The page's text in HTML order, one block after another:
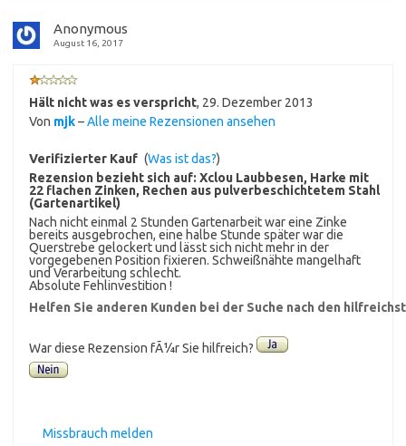
Anonymous
August 16, 2017
Hält nicht was es verspricht, 29. Dezember 2013
Von mjk–Alle meine Rezensionen ansehen
Verifizierter Kauf (Was ist das?)
Rezension bezieht sich auf: Xclou Laubbesen, Harke mit
22 flachen Zinken, Rechen aus pulverbeschichtetem Stahl
(Gartenartikel)
Nach nicht einmal 2 Stunden Gartenarbeit war eine Zinke
bereits ausgebrochen, eine halbe Stunde später war die
Querstrebe gelockert und lässt sich nicht mehr in der
vorgegebenen Position fixieren. Schweißnähte mangelhaft
und Verarbeitung schlecht.
Absolute Fehlinvestition !
Helfen Sie anderen Kunden bei der Suche nach den
War diese Rezension fÃ¼r Sie hilfreich?
Missbrauch melden